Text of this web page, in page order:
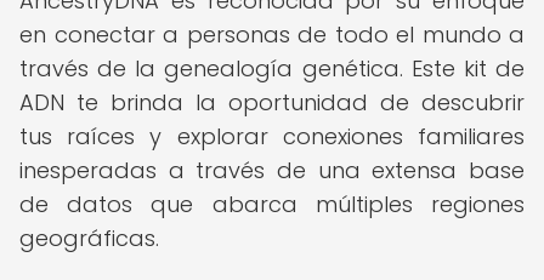
en conectar a personas de todo el mundo a
través de la genealogía genética. Este kit de
ADN te brinda la oportunidad de descubrir
tus raíces y explorar conexiones familiares
inesperadas a través de una extensa base
de datos que abarca múltiples regiones
geográficas.